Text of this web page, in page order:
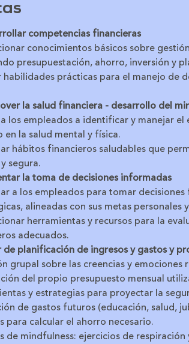
competencias financieras
conocimientos básicos sobre
presupuestación, ahorro, inversión y
habilidades prácticas para el manejo de
la salud financiera - desarrollo del
los empleados a identificar y manejar
en la salud mental y física.
hábitos financieros saludables que
segura.
la toma de decisiones informadas
a los empleados para tomar
alineadas con sus metas personales
herramientas y recursos para la
adecuados.
de planificación de ingresos y gastos y
grupal sobre las creencias y emociones
del propio presupuesto mensual
y estrategias para proyectar la
de gastos futuros (educación, salud,
para calcular el ahorro necesario.
de mindfulness: ejercicios de